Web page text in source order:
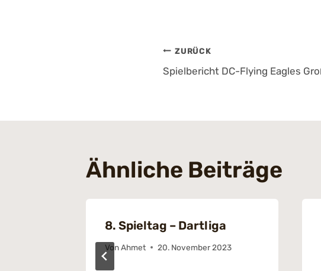
ZURÜCK
Spielbericht DC-Flying Eagles
Ähnliche Beiträge
8. Spieltag – Dartliga
VonAhmet 20. November 2023